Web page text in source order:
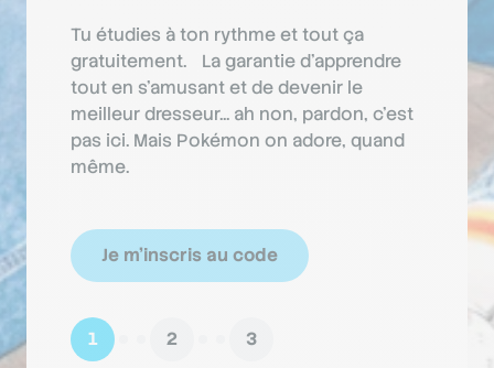
Tu étudies à ton rythme et tout ça
gratuitement. La garantie d'apprendre
tout en s'amusant et de devenir le
meilleur dresseur... ah non, pardon, c'est
pas ici. Mais Pokémon on adore, quand
même.
ton
Je m'inscris au code
1 2 3